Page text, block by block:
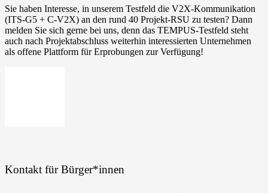
Sie haben Inter­es­se, in unse­rem Test­feld die V2X-Kommunikation
(ITS-G5 + C‑V2X) an den rund 40 Projekt-RSU zu tes­ten? Dann
mel­den Sie sich ger­ne bei uns, denn das TEMPUS-Testfeld steht
auch nach Pro­jekt­ab­schluss wei­ter­hin inter­es­sier­ten Unter­neh­men
als offe­ne Platt­form für Erpro­bun­gen zur Verfügung!
Kontakt für Bürger*innen